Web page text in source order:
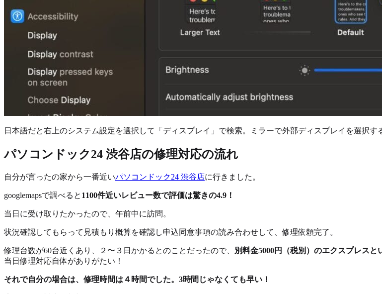
日本語だと右上のシステム設定を選択して「ディスプレイ」で検索。ミラーで外部ディスプレイを選択
パソコンドック24 渋谷店の修理対応の流れ
自分が言ったの家から一番近いパソコンドック24 渋谷店に行きました。
googlemapsで調べると 1100件近いレビュー数で評価は驚きの4.9！
当日に受け取りたかったので、午前中に訪問。
状況確認してもらって見積もり概算を確認し申込同意事項の読み合わせして、修理依頼完了。
修理台数が60台近くあり、２〜３日かかるとのことだったので、
別料金5000円（税別）のエクスプレスと
当日修理対応自体がありがたい！
それで自分の場合は、修理時間は４時間でした。3時間じゃなくても早い！